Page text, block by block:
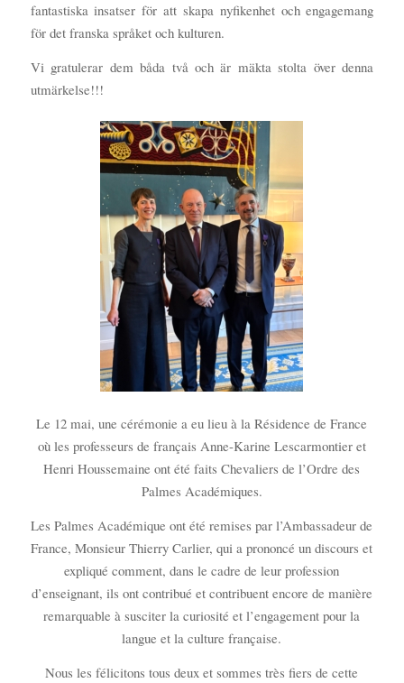
fantastiska insatser för att skapa nyfikenhet och engagemang
för det franska språket och kulturen.
Vi gratulerar dem båda två och är mäkta stolta över denna
utmärkelse!!!
Le 12 mai, une cérémonie a eu lieu à la Résidence de France
où les professeurs de français Anne-Karine Lescarmontier et
Henri Houssemaine ont été faits Chevaliers de l’Ordre des
Palmes Académiques.
Les Palmes Académique ont été remises par l’Ambassadeur de
France, Monsieur Thierry Carlier, qui a prononcé un discours et
expliqué comment, dans le cadre de leur profession
d’enseignant, ils ont contribué et contribuent encore de manière
remarquable à susciter la curiosité et l’engagement pour la
langue et la culture française.
Nous les félicitons tous deux et sommes très fiers de cette